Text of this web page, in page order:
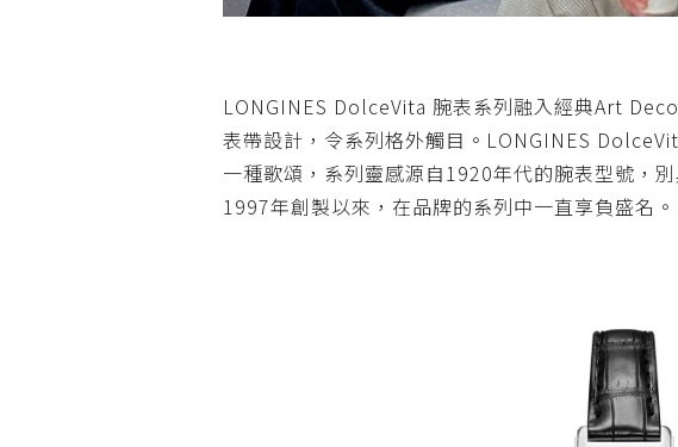
LONGINES DolceVita 腕表系列融入經典Art Deco
表帶設計， 令系列格外觸目。 LONGINES
一種歌頌，系列靈感源自1920年代的腕表型號，
1997年創製以來， 在品牌的系列中一直享負盛名。